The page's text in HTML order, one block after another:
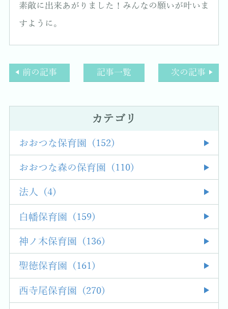
素敵に出来あがりました！みんなの願いが叶いま
すように。
前の記事 記事一覧 次の記事
カテゴリ
おおつな保育園 (152)
おおつな森の保育園 (110)
法人 (4)
白幡保育園 (159)
神ノ木保育園 (136)
聖徳保育園 (161)
西寺尾保育園 (270)